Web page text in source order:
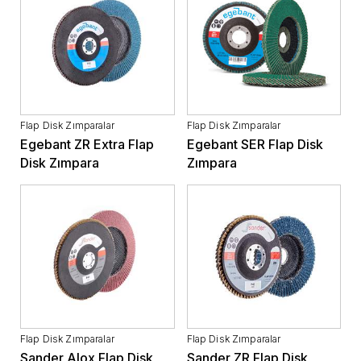
Flap Disk Zımparalar
Egebant ZR Extra Flap
Disk Zımpara
Flap Disk Zımparalar
Egebant SER Flap Disk
Zımpara
Flap Disk Zımparalar
Sander Alox Flap Disk
Flap Disk Zımparalar
Sander ZR Flap Disk